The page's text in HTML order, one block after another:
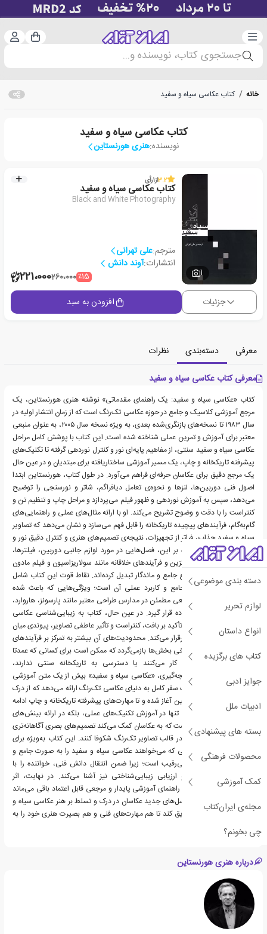
دسته‌بندی سبد
جستجوی کتاب، نویسنده و...
دسته بندی موضوعی
لوازم تحریر
انواع داستان
کتاب های برگزیده
جوایز ادبی
ادبیات ملل
بسته های پیشنهادی
محصولات فرهنگی
کمک آموزشی
مجله‌ی ایران‌کتاب
چی بخونم؟
خانه / کتاب عکاسی سیاه و سفید
کتاب عکاسی سیاه و سفید
نویسنده:هنری هورنستاین
1
3.2از1رأی
کتاب عکاسی سیاه و سفید
Black and White Photography
مترجم:علی تهرانی
انتشارات:آوند دانش
٪15260،000221،000
جزئیات افزودن به سبد
معرفی دسته‌بندی
نظرات
معرفی کتاب عکاسی سیاه و سفید
کتاب «عکاسی سیاه و سفید: یک راهنمای مقدماتی» نوشته هنری هورنستاین، یک
مرجع آموزشی کلاسیک و جامع در حوزه عکاسی تک‌رنگ است که از زمان انتشار اولیه در
سال ۱۹۸۳ تا نسخه‌های بازنگری‌شده بعدی، به ویژه نسخه سال ۲۰۰۵، به عنوان منبعی
معتبر برای آموزش و تمرین عملی شناخته شده است. این کتاب با پوشش کامل مراحل
عکاسی سیاه و سفید سنتی، از مفاهیم پایه‌ای نور و کنترل نوردهی گرفته تا تکنیک‌های
پیشرفته تاریکخانه و چاپ، یک مسیر آموزشی ساختاریافته برای مبتدیان و در عین حال
یک مرجع دقیق برای عکاسان حرفه‌ای فراهم می‌آورد. در طول کتاب، هورنستاین ابتدا
اصول فنی دوربین‌ها، لنزها و نحوه‌ی تعامل دیافراگم، شاتر و نورسنجی را توضیح
می‌دهد، سپس به آموزش نوردهی و ظهور فیلم می‌پردازد و مراحل چاپ و تنظیم تن و
کنتراست را با دقت و وضوح تشریح می‌کند. او با ارائه مثال‌های عملی و راهنمایی‌های
گام‌به‌گام، فرآیندهای پیچیده تاریکخانه را قابل فهم می‌سازد و نشان می‌دهد که تصاویر
سیاه و سفید جذاب، فراتر از تجهیزات، نتیجه‌ی تصمیم‌های هنری و کنترل دقیق نور و
ترکیب‌بندی هستند. علاوه بر این، فصل‌هایی در مورد لوازم جانبی دوربین، فیلترها،
فلاش‌ها، تکنیک‌های جایگزین و فرآیندهای خلاقانه مانند سولاریزاسیون و فیلم مادون
قرمز، کتاب را به یک مرجع جامع و ماندگار تبدیل کرده‌اند. نقاط قوت این کتاب شامل
وضوح آموزش، گستره جامع و کاربرد عملی آن است؛ ویژگی‌هایی که باعث شده
هورنشتاین به عنوان مرجعی مطمئن در مدارس طراحی معتبر مانند پارسونز، هاروارد،
ییل و RISD مورد استفاده قرار گیرد. در عین حال، کتاب به زیبایی‌شناسی عکاسی
تک‌رنگ توجه می‌کند و با تأکید بر بافت، کنتراست و تأثیر عاطفی تصاویر، پیوندی میان
مهارت‌های فنی و هنری برقرار می‌کند. محدودیت‌های آن بیشتر به تمرکز بر فرآیندهای
آنالوگ و فشردگی فنی برخی بخش‌ها بازمی‌گردد که ممکن است برای کسانی که عمدتا
با دوربین‌های دیجیتال کار می‌کنند یا دسترسی به تاریکخانه سنتی ندارند،
چالش‌برانگیز باشد. در نتیجه‌گیری، «عکاسی سیاه و سفید» بیش از یک متن آموزشی
صرف است؛ این کتاب یک سفر کامل به دنیای عکاسی تک‌رنگ ارائه می‌دهد که از درک
بنیادی نور و مکانیک دوربین آغاز شده و تا مهارت‌های پیشرفته تاریکخانه و چاپ ادامه
می‌یابد. ارزش این اثر نه تنها در آموزش تکنیک‌های عملی، بلکه در ارائه بینش‌های
زیبایی‌شناختی و هنری است که به عکاسان کمک می‌کند تصمیم‌های بصری آگاهانه‌تری
بگیرند و خلاقیت خود را در قالب تصاویر تک‌رنگ شکوفا کنند. این کتاب به‌ویژه برای
دانشجویان و حرفه‌ای‌هایی که می‌خواهند عکاسی سیاه و سفید را به صورت جامع و
عملی بیاموزند، منبعی بی‌رقیب است؛ زیرا ضمن انتقال دانش فنی، خواننده را با
فرآیندهای تفکر هنری و ارزیابی زیبایی‌شناختی نیز آشنا می‌کند. در نهایت، اثر
هورنستاین به عنوان یک راهنمای آموزشی پایدار و مرجعی قابل اعتماد باقی می‌ماند
که می‌تواند الهام‌بخش نسل‌های جدید عکاسان در درک و تسلط بر هنر عکاسی سیاه و
سفید باشد و آنها را تشویق کند تا هم مهارت‌های فنی و هم بصیرت هنری خود را به
طور همزمان توسعه دهند.
درباره هنری هورنستاین